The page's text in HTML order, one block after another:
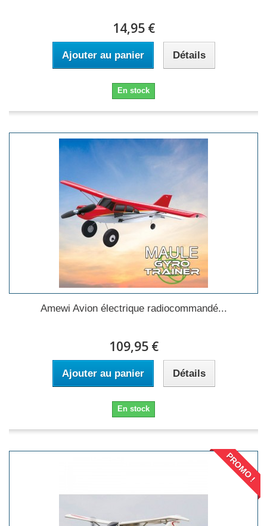
14,95 €
Ajouter au panier Détails
En stock
Amewi Avion électrique radiocommandé...
109,95 €
Ajouter au panier Détails
En stock
PROMO !